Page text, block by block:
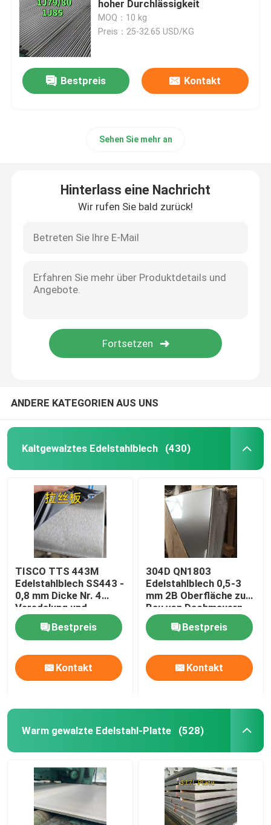
Edelstahlwinkelstange
Edelstahl-flache Stange
Quadratbarren aus Edelstahl
Hexbar aus Edelstahl
Nickellegierung
Monel-Legierung
Inconel-Legierung
mit einer Breite von nicht mehr als 20 mm
Kupfermaterial
Aluminiummaterial
hoher Durchlässigkeit
MOQ：10 kg
Preis：25-32.65 USD/KG
Bestpreis Kontakt
Sehen Sie mehr an
Hinterlass eine Nachricht
Wir rufen Sie bald zurück!
ANDERE KATEGORIEN AUS UNS
Kaltgewalztes Edelstahlblech (430)
TISCO TTS 443M
Edelstahlblech SS443 -
0,8 mm Dicke Nr. 4
Veredelung und
Schutzbeschichtung
Bestpreis
Kontakt
304D QN1803
Edelstahlblech 0,5-3
mm 2B Oberfläche zum
Bau von Dachmauern
Bestpreis
Kontakt
Warm gewalzte Edelstahl-Platte (528)